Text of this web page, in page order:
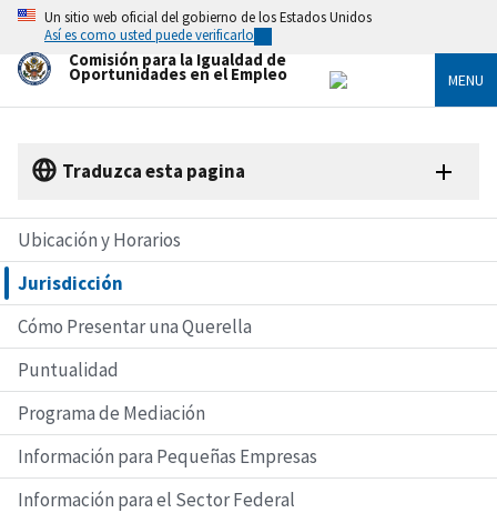
Skip
main
content
Un sitio web oficial del gobierno de los Estados Unidos
Así es como usted puede verificarlo
Comisión para la Igualdad de
Oportunidades en el Empleo MENU
Traduzca esta pagina
Ubicación y Horarios
Jurisdicción
Cómo Presentar una Querella
Puntualidad
Programa de Mediación
Información para Pequeñas Empresas
Información para el Sector Federal